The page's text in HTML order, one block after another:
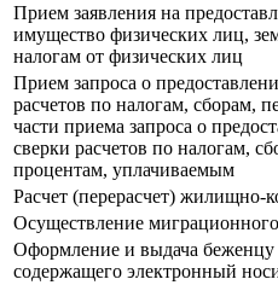
Прием заявления на
имущество физических лиц,
налогам от физических лиц
Прием запроса о
расчетов по налогам, сборам,
части приема запроса о
сверки расчетов по налогам,
процентам, уплачиваемым
Расчет (перерасчет) жилищно-
Осуществление миграционного
Оформление и выдача беженцу
содержащего электронный